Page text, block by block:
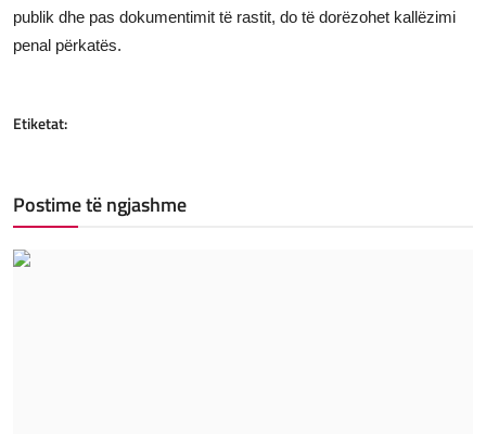
publik dhe pas dokumentimit të rastit, do të dorëzohet kallëzimi
penal përkatës.
Etiketat:
Postime të ngjashme